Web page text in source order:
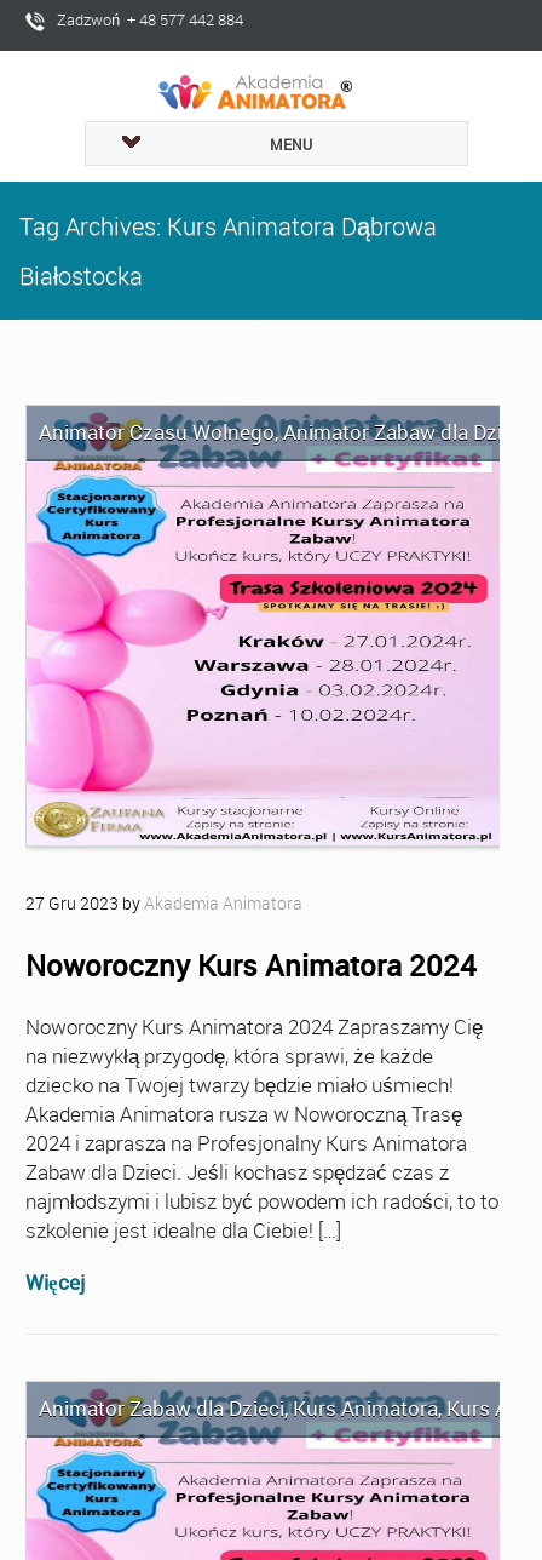
Zadzwoń + 48 577 442 884
MENU
Tag Archives: Kurs Animatora Dąbrowa
Białostocka
Animator Czasu Wolnego,Animator Zabaw dla Dzieci
27 Gru 2023 byAkademia Animatora
Noworoczny Kurs Animatora 2024
Noworoczny Kurs Animatora 2024 Zapraszamy Cię
na niezwykłą przygodę, która sprawi, że każde
dziecko na Twojej twarzy będzie miało uśmiech!
Akademia Animatora rusza w Noworoczną Trasę
2024 i zaprasza na Profesjonalny Kurs Animatora
Zabaw dla Dzieci. Jeśli kochasz spędzać czas z
najmłodszymi i lubisz być powodem ich radości, to to
szkolenie jest idealne dla Ciebie! […]
Więcej
Animator Zabaw dla Dzieci,Kurs Animatora,Kurs